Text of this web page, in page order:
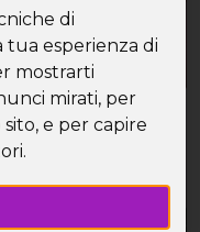
di
esperienza di
mostrarti
mirati, per
e per capire
e
simpatici giochi
una vacanza